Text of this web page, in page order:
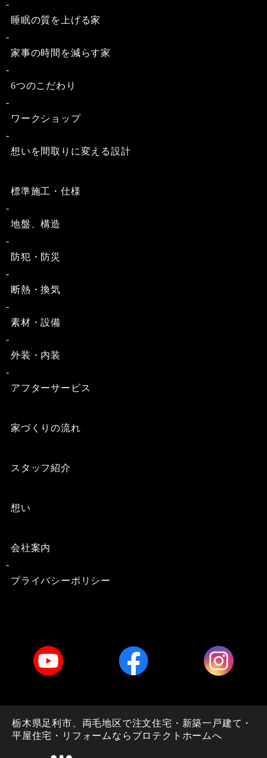
睡眠の質を上げる家
家事の時間を減らす家
6つのこだわり
ワークショップ
想いを間取りに変える設計
標準施工・仕様
地盤、構造
防犯・防災
断熱・換気
素材・設備
外装・内装
アフターサービス
家づくりの流れ
スタッフ紹介
想い
会社案内
プライバシーポリシー
栃木県足利市、両毛地区で注文住宅・新築一戸建て・
平屋住宅・リフォームならプロテクトホームへ